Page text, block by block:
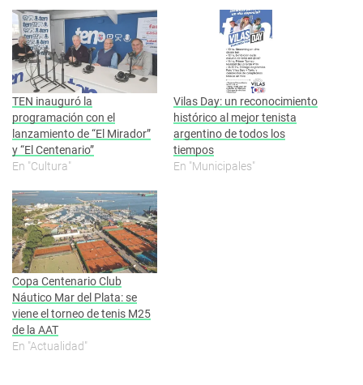
TEN inauguró la
programación con el
lanzamiento de “El Mirador”
y “El Centenario”
En "Cultura"
Vilas Day: un reconocimiento
histórico al mejor tenista
argentino de todos los
tiempos
En "Municipales"
Copa Centenario Club
Náutico Mar del Plata: se
viene el torneo de tenis M25
de la AAT
En "Actualidad"